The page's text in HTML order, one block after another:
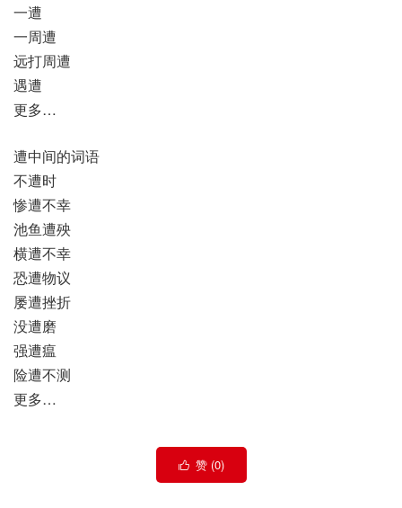
一遭
一周遭
远打周遭
遇遭
更多…
遭中间的词语
不遭时
惨遭不幸
池鱼遭殃
横遭不幸
恐遭物议
屡遭挫折
没遭磨
强遭瘟
险遭不测
更多…
 赞 (0)